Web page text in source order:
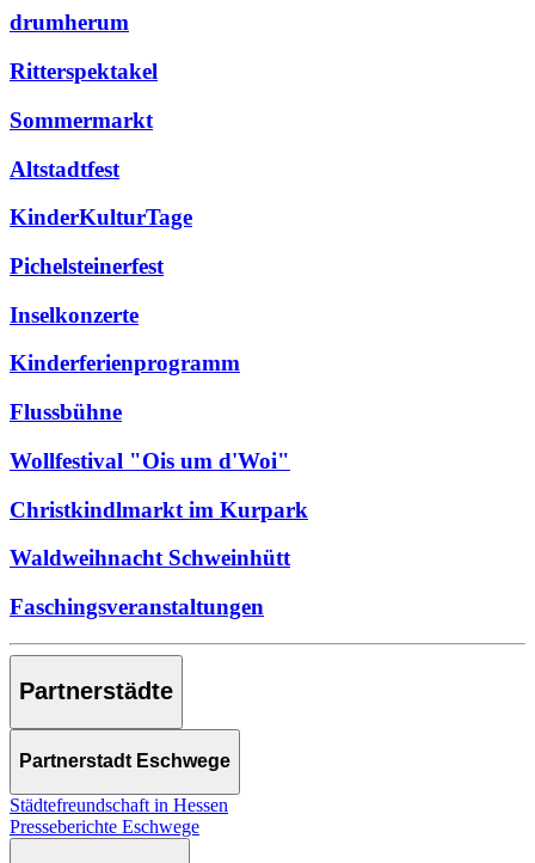
drumherum
Ritterspektakel
Sommermarkt
Altstadtfest
KinderKulturTage
Pichelsteinerfest
Inselkonzerte
Kinderferienprogramm
Flussbühne
Wollfestival "Ois um d'Woi"
Christkindlmarkt im Kurpark
Waldweihnacht Schweinhütt
Faschingsveranstaltungen
Partnerstädte
Partnerstadt Eschwege
Städtefreundschaft in Hessen
Presseberichte Eschwege